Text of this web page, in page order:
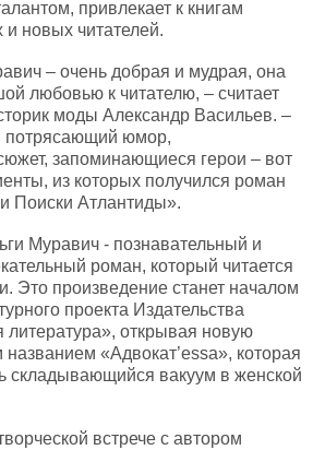
привлекает к книгам
новых читателей.
– очень добрая и мудрая, она
любовью к читателю, – считает
моды Александр Васильев. –
потрясающий юмор,
запоминающиеся герои – вот
из которых получился роман
Поиски Атлантиды».
Муравич - познавательный и
роман, который читается
Это произведение станет началом
проекта Издательства
литература», открывая новую
«Адвокат’essa», которая
складывающийся вакуум в женской
встрече с автором